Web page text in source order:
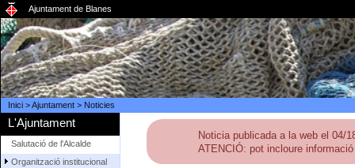
Ajuntament de Blanes
Inici>Ajuntament> Noticies
L'Ajuntament
Salutació de l'Alcalde
Organització institucional
Noticia publicada a la web el 04/
ATENCIÓ: pot incloure